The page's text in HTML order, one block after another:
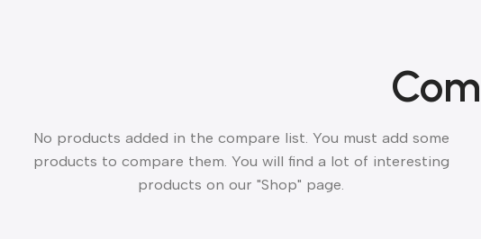
No products added in the compare list. You must add some
products to compare them. You will find a lot of interesting
products on our "Shop" page.